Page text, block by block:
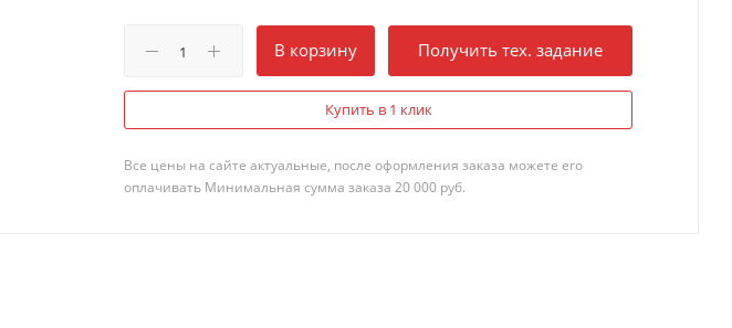
В корзину Получить тех. задание
Купить в 1 клик
Все цены на сайте актуальные, после оформления заказа можете его
оплачивать Минимальная сумма заказа 20 000 руб.